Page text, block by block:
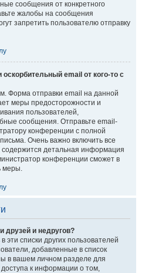
сообщения от конкретного
жалобы на сообщения
запретить пользователю отправку
email от кого-то с
Форма отправки email на данной
меры предосторожности и
пользователей,
сообщения. Отправьте email-
конференции с полной
Очень важно включить все
содержится детальная информация
конференции сможет в
меры.
друзей и недругов?
эти списки других пользователей
добавленные в список
в вашем личном разделе для
к информации о том,